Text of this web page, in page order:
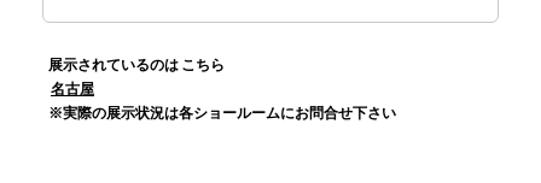
展示されているのは こちら
名古屋
※実際の展示状況は各ショールームにお問合せ下さい